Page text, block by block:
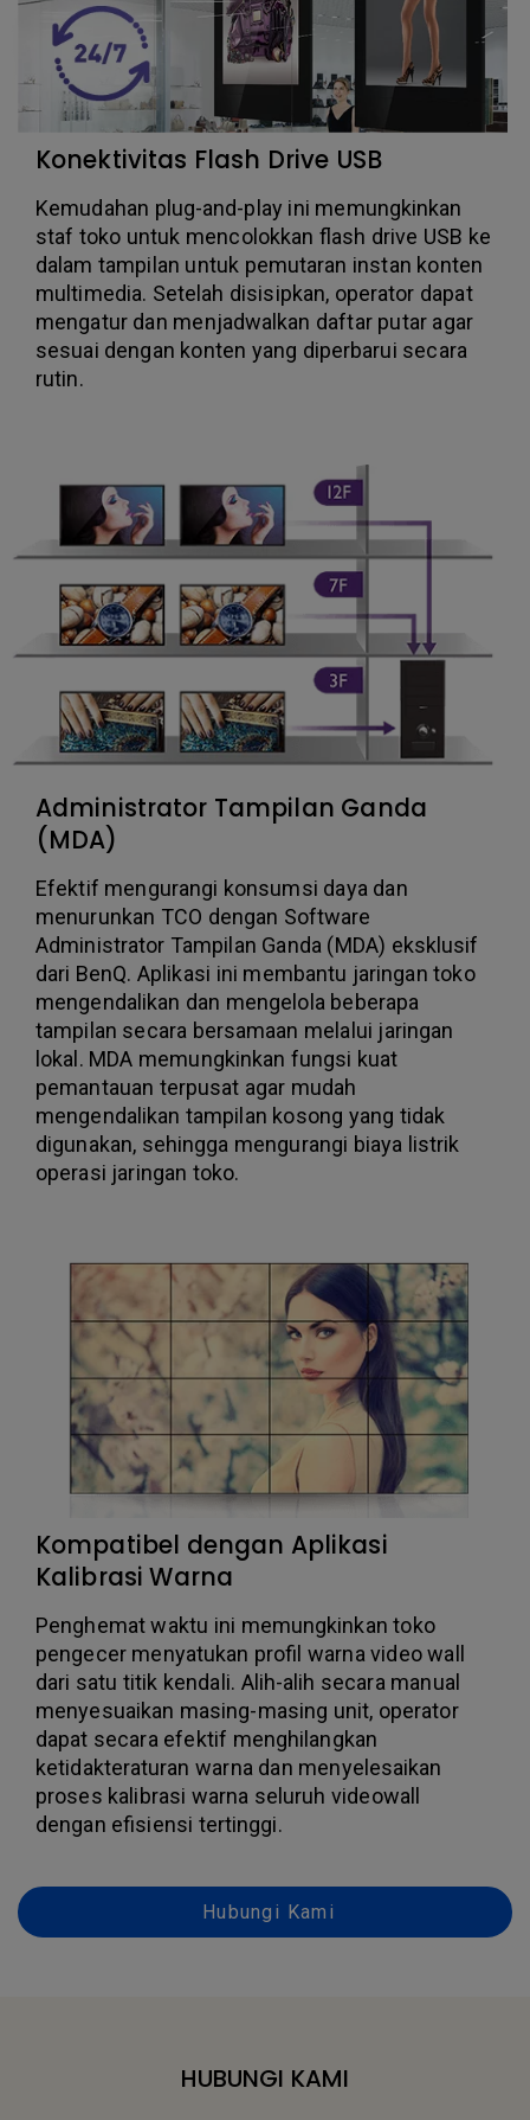
Konektivitas Flash Drive USB
Kemudahan plug-and-play ini memungkinkan
staf toko untuk mencolokkan flash drive USB ke
dalam tampilan untuk pemutaran instan konten
multimedia. Setelah disisipkan, operator dapat
mengatur dan menjadwalkan daftar putar agar
sesuai dengan konten yang diperbarui secara
rutin.
Administrator Tampilan Ganda
(MDA)
Efektif mengurangi konsumsi daya dan
menurunkan TCO dengan Software
Administrator Tampilan Ganda (MDA) eksklusif
dari BenQ. Aplikasi ini membantu jaringan toko
mengendalikan dan mengelola beberapa
tampilan secara bersamaan melalui jaringan
lokal. MDA memungkinkan fungsi kuat
pemantauan terpusat agar mudah
mengendalikan tampilan kosong yang tidak
digunakan, sehingga mengurangi biaya listrik
operasi jaringan toko.
Kompatibel dengan Aplikasi
Kalibrasi Warna
Penghemat waktu ini memungkinkan toko
pengecer menyatukan profil warna video wall
dari satu titik kendali. Alih-alih secara manual
menyesuaikan masing-masing unit, operator
dapat secara efektif menghilangkan
ketidakteraturan warna dan menyelesaikan
proses kalibrasi warna seluruh videowall
dengan efisiensi tertinggi.
Hubungi Kami
HUBUNGI KAMI